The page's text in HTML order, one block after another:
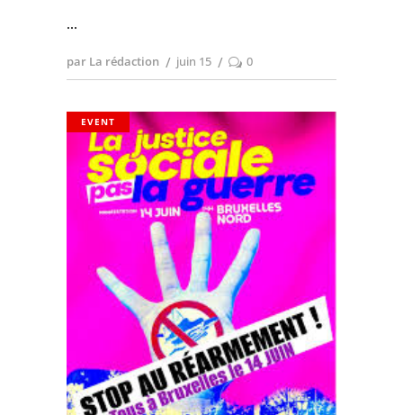
par La rédaction juin 15 0
EVENT